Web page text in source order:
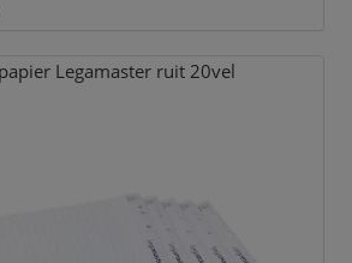
Legamaster ruit 20vel